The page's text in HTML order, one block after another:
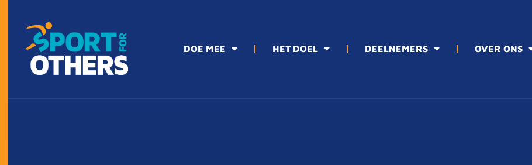
DOE MEE HET DOEL DEELNEMERS OVER ONS
DOE MEE HET DOEL